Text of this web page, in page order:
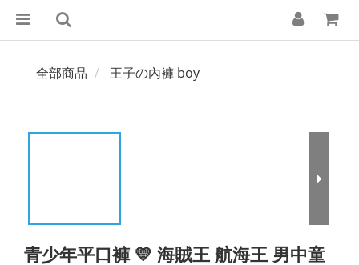
全部商品 王子の內褲 boy
青少年平口褲 💛 海賊王 航海王 男中童